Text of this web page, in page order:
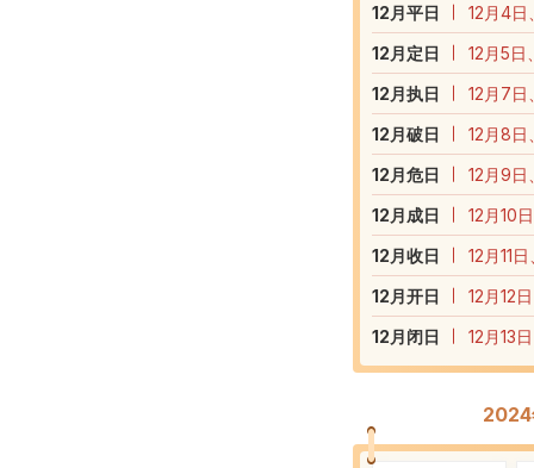
12 月平日
12月4日
12 月定日
12月5日
12 月执日
12月7日
12 月破日
12月8日
12 月危日
12月9日
12 月成日
12月10
12 月收日
12月11
12 月开日
12月12
12 月闭日 12月13
2024